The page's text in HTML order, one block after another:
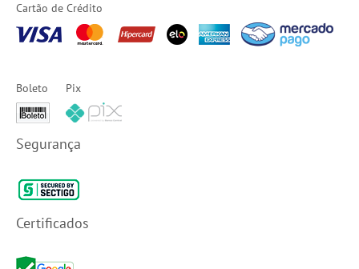
Cartão de Crédito
Boleto Pix
Segurança
Certificados